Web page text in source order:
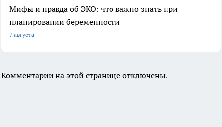
Мифы и правда об ЭКО: что важно знать при
планировании беременности
7 августа
Комментарии на этой странице отключены.